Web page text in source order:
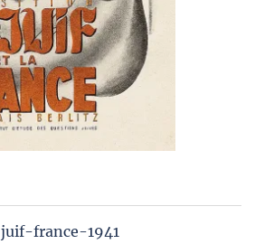
juif-france-1941